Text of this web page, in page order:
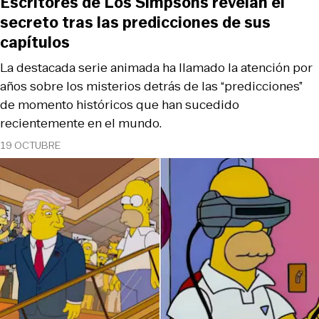
19 OCTUBRE
La destacada serie animada ha llamado la atención por
años sobre los misterios detrás de las “predicciones”
de momento históricos que han sucedido
recientemente en el mundo.
secreto tras las predicciones de sus
capítulos